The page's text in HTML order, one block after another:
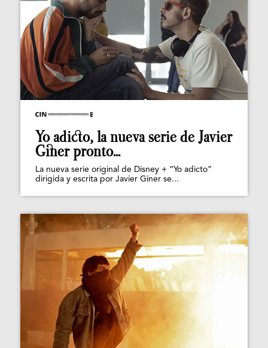
Yo adicto, la nueva serie de Javier
Giner pronto...
La nueva serie original de Disney + “Yo adicto”
dirigida y escrita por Javier Giner se...